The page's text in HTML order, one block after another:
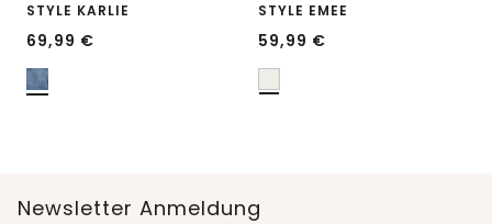
STYLE KARLIE
69,99 €
STYLE EMEE
59,99 €
Newsletter Anmeldung